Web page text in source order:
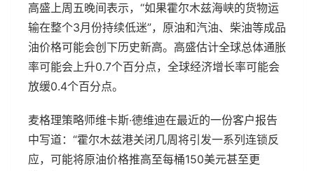
高盛上周五晚间表示，“如果霍尔木兹海峡的货物运
输在整个3月份持续低迷”，原油和汽油、柴油等成品
油价格可能会创下历史新高。高盛估计全球总体通胀
率可能会上升0.7个百分点，全球经济增长率可能会
放缓0.4个百分点。
麦格理策略师维卡斯·德维迪在最近的一份客户报告
中写道：“霍尔木兹港关闭几周将引发一系列连锁反
应，可能将原油价格推高至每桶150美元甚至更